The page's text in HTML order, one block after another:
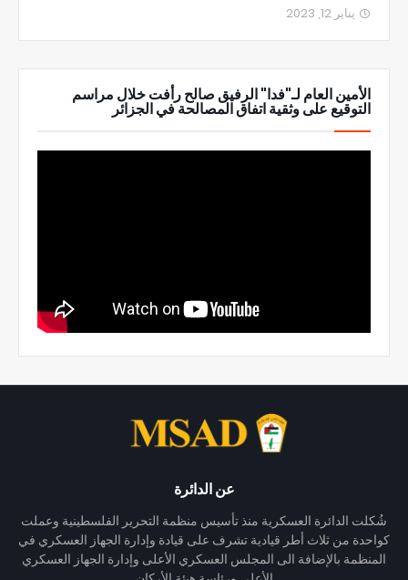
يناير 12, 2023
الأمين العام لـ"فدا" الرفيق صالح رأفت خلال مراسم
التوقيع على وثقية اتفاق المصالحة في الجزائر
عن الدائرة
شُكلت الدائرة العسكرية منذ تأسيس منظمة التحرير الفلسطينية وعملت
كواحدة من ثلاث أطر قيادية تشرف على قيادة وإدارة الجهاز العسكري في
المنظمة بالإضافة الى المجلس العسكري الأعلى وإدارة الجهاز العسكري